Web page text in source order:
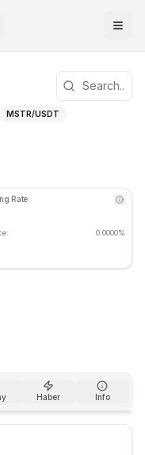
Analizi
$96.89 seviyesinde
(MSTR
MSTR/USDT
Rate
0.0000%
Haber Info